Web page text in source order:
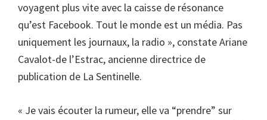
voyagent plus vite avec la caisse de résonance
qu’est Facebook. Tout le monde est un média. Pas
uniquement les journaux, la radio », constate Ariane
Cavalot-de l’Estrac, ancienne directrice de
publication de La Sentinelle.
« Je vais écouter la rumeur, elle va “prendre” sur